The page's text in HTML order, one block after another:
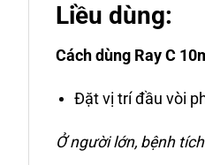
Liều dùng:
Cách dùng Ray C
Đặt vị trí đầu vòi
Ở người lớn, bệnh